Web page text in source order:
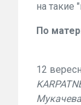
на такие
По
12